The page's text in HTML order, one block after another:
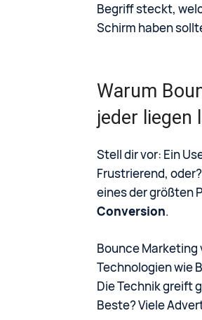
Begriff steckt,
Schirm haben
Warum
jeder liegen
Stell dir vor: Ein
Frustrierend,
eines der größten
Conversion.
Bounce Marketing
Technologien wie
Die Technik greift
Beste? Viele